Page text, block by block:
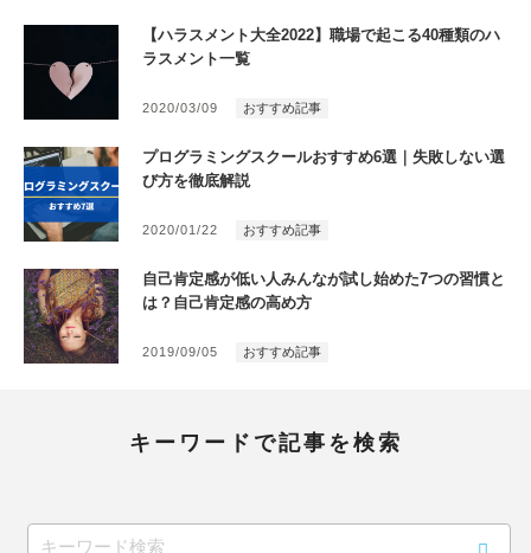
キーワードで記事を検索
【ハラスメント大全2022】職場で起こる40種類のハ
ラスメント一覧
2020/03/09 おすすめ記事
プログラミングスクールおすすめ6選｜失敗しない選
び方を徹底解説
2020/01/22 おすすめ記事
自己肯定感が低い人みんなが試し始めた7つの習慣と
は？自己肯定感の高め方
2019/09/05 おすすめ記事